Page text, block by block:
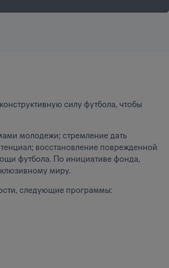
силу футбола, чтобы
молодежи; стремление дать
восстановление поврежденной
футбола. По инициативе фонда,
миру.
следующие программы: